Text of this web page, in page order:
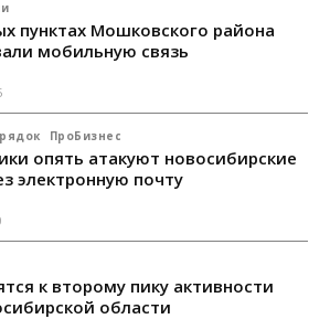
пунктах Мошковского района
мобильную связь
ПроБизнес
опять атакуют новосибирские
электронную почту
к второму пику активности
области